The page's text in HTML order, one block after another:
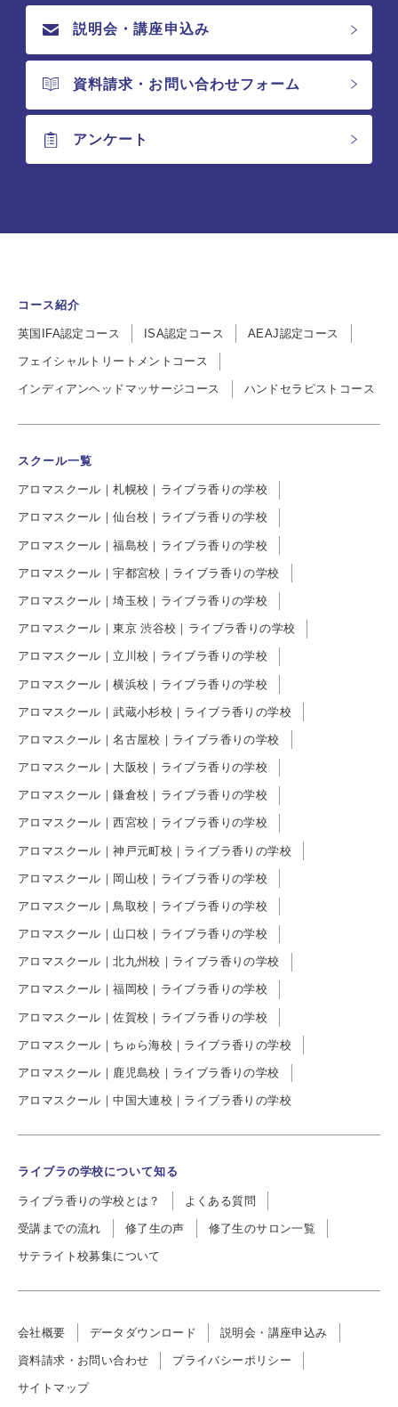
説明会・講座申込み
資料請求・お問い合わせフォーム
アンケート
コース紹介
英国IFA認定コース ISA認定コース AEAJ認定コース
フェイシャルトリートメントコース
インディアンヘッドマッサージコース ハンドセラピストコース
スクール一覧
アロマスクール｜札幌校｜ライブラ香りの学校
アロマスクール｜仙台校｜ライブラ香りの学校
アロマスクール｜福島校｜ライブラ香りの学校
アロマスクール｜宇都宮校｜ライブラ香りの学校
アロマスクール｜埼玉校｜ライブラ香りの学校
アロマスクール｜東京 渋谷校｜ライブラ香りの学校
アロマスクール｜立川校｜ライブラ香りの学校
アロマスクール｜横浜校｜ライブラ香りの学校
アロマスクール｜武蔵小杉校｜ライブラ香りの学校
アロマスクール｜名古屋校｜ライブラ香りの学校
アロマスクール｜大阪校｜ライブラ香りの学校
アロマスクール｜鎌倉校｜ライブラ香りの学校
アロマスクール｜西宮校｜ライブラ香りの学校
アロマスクール｜神戸元町校｜ライブラ香りの学校
アロマスクール｜岡山校｜ライブラ香りの学校
アロマスクール｜鳥取校｜ライブラ香りの学校
アロマスクール｜山口校｜ライブラ香りの学校
アロマスクール｜北九州校｜ライブラ香りの学校
アロマスクール｜福岡校｜ライブラ香りの学校
アロマスクール｜佐賀校｜ライブラ香りの学校
アロマスクール｜ちゅら海校｜ライブラ香りの学校
アロマスクール｜鹿児島校｜ライブラ香りの学校
アロマスクール｜中国大連校｜ライブラ香りの学校
ライブラの学校について知る
ライブラ香りの学校とは？ よくある質問
受講までの流れ 修了生の声 修了生のサロン一覧
サテライト校募集について
会社概要 データダウンロード 説明会・講座申込み
資料請求・お問い合わせ プライバシーポリシー
サイトマップ